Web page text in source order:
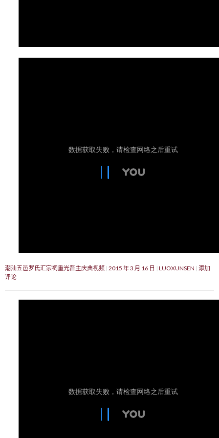
潮汕五邑罗氏汇宗祠重光晋主庆典视频 2015 年 3 月 16 日 LUOXUNSEN 添加
评论